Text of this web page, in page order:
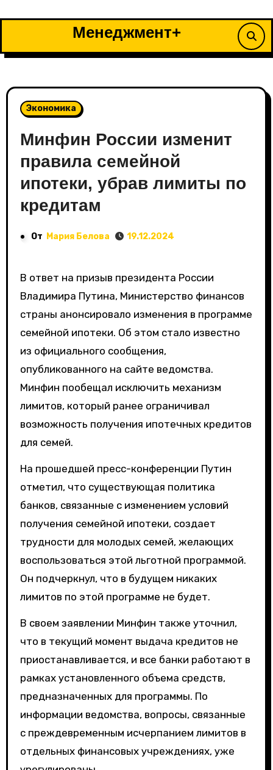
Менеджмент+
Экономика
Минфин России изменит
правила семейной
ипотеки, убрав лимиты по
кредитам
От Мария Белова 19.12.2024
В ответ на призыв президента России
Владимира Путина, Министерство финансов
страны анонсировало изменения в программе
семейной ипотеки. Об этом стало известно
из официального сообщения,
опубликованного на сайте ведомства.
Минфин пообещал исключить механизм
лимитов, который ранее ограничивал
возможность получения ипотечных кредитов
для семей.
На прошедшей пресс-конференции Путин
отметил, что существующая политика
банков, связанные с изменением условий
получения семейной ипотеки, создает
трудности для молодых семей, желающих
воспользоваться этой льготной программой.
Он подчеркнул, что в будущем никаких
лимитов по этой программе не будет.
В своем заявлении Минфин также уточнил,
что в текущий момент выдача кредитов не
приостанавливается, и все банки работают в
рамках установленного объема средств,
предназначенных для программы. По
информации ведомства, вопросы, связанные
с преждевременным исчерпанием лимитов в
отдельных финансовых учреждениях, уже